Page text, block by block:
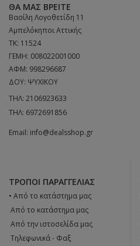
ΘΑ ΜΑΣ ΒΡΕΊΤΕ
Βασίλη Λογοθετίδη 11
Αμπελόκηποι Αττικής
ΤΚ: 11524
ΓΕΜΗ: 008022001000
ΑΦΜ: 998296687
ΔΟΥ: ΨΥΧΙΚΟΥ
ΤΗΛ: 2106923633
ΤΗΛ: 6972691856
Email: info@dealsshop.gr
ΤΡΌΠΟΙ ΠΑΡΑΓΓΕΛΊΑΣ
• Από το κατάστημα μας
 Από το κατάστημα μας
 Από την ιστοσελίδα μας
 Tηλεφωνικά - Φαξ